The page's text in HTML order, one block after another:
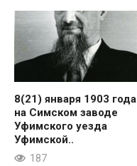
8(21) января 1903 года
на Симском заводе
Уфимского уезда
Уфимской..
187